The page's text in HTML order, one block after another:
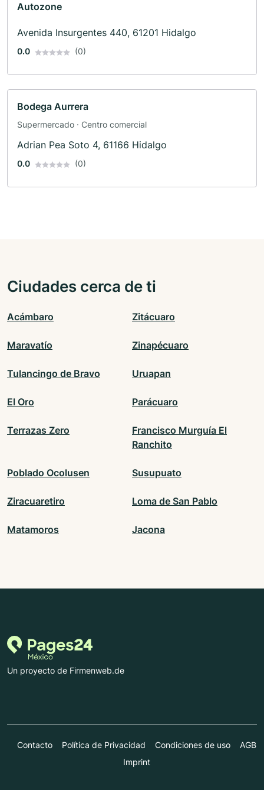
Autozone
Avenida Insurgentes 440, 61201 Hidalgo
0.0 (0)
Bodega Aurrera
Supermercado · Centro comercial
Adrian Pea Soto 4, 61166 Hidalgo
0.0 (0)
Ciudades cerca de ti
Acámbaro Zitácuaro
Maravatío Zinapécuaro
Tulancingo de Bravo Uruapan
El Oro Parácuaro
Terrazas Zero
Francisco Murguía El
Ranchito
Poblado Ocolusen Susupuato
Ziracuaretiro Loma de San Pablo
Matamoros Jacona
Un proyecto de Firmenweb.de
Contacto Política de Privacidad Condiciones de uso
AGB
Imprint